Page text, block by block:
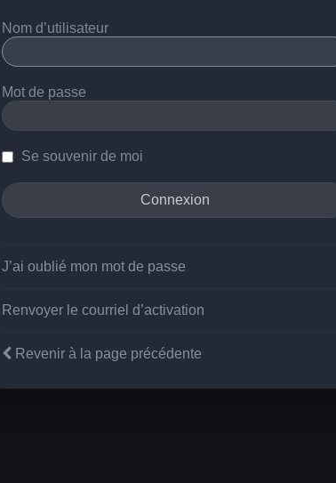
Nom d’utilisateur
Mot de passe
Se souvenir de moi
J’ai oublié mon mot de passe
Renvoyer le courriel d’activation
Revenir à la page précédente